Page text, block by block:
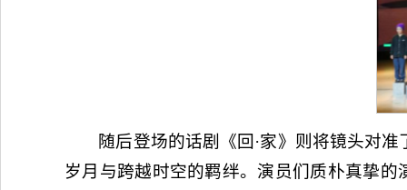
随后登场的话剧《回·家》则将镜头对
岁月与跨越时空的羁绊。演员们质朴真挚的